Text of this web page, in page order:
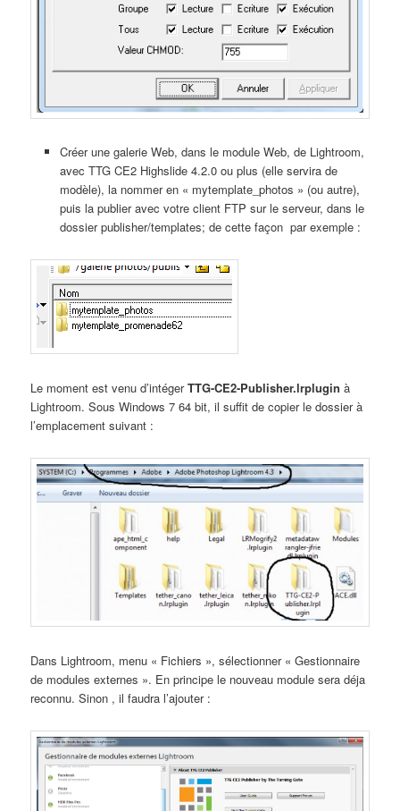
Créer une galerie Web, dans le module Web, de Lightroom,
avec TTG CE2 Highslide 4.2.0 ou plus (elle servira de
modèle), la nommer en « mytemplate_photos » (ou autre),
puis la publier avec votre client FTP sur le serveur, dans le
dossier publisher/templates; de cette façon par exemple :
Le moment est venu d’intégerTTG-CE2-Publisher.lrplugin à
Lightroom. Sous Windows 7 64 bit, il suffit de copier le dossier à
l’emplacement suivant :
Dans Lightroom, menu « Fichiers », sélectionner « Gestionnaire
de modules externes ». En principe le nouveau module sera déja
reconnu. Sinon , il faudra l’ajouter :